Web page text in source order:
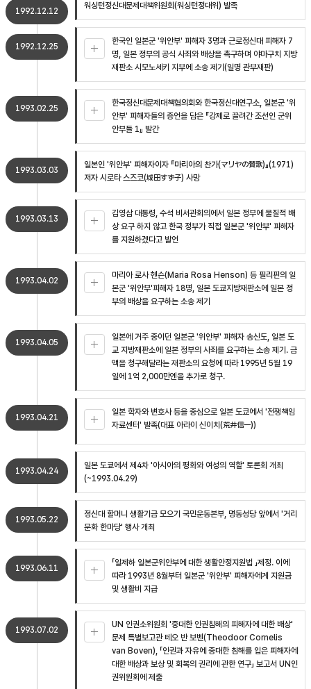
1992.12.12
워싱턴정신대문제대책위원회(워싱턴정대위) 발족
1992.12.25
한국인 일본군 '위안부' 피해자 3명과 근로정신대 피해자 7
명, 일본 정부의 공식 사죄와 배상을 촉구하며 야마구치 지방
재판소 시모노세키 지부에 소송 제기(일명 관부재판)
1993.02.25
한국정신대문제대책협의회와 한국정신대연구소, 일본군 '위
안부' 피해자들의 증언을 담은 『강제로 끌려간 조선인 군위
안부들 1』 발간
1993.03.03
일본인 '위안부' 피해자이자 『마리아의 찬가(マリヤの賛歌)』(1971)
저자 시로타 스즈코(城田すず子) 사망
1993.03.13
김영삼 대통령, 수석 비서관회의에서 일본 정부에 물질적 배
상 요구 하지 않고 한국 정부가 직접 일본군 '위안부' 피해자
를 지원하겠다고 발언
1993.04.02
마리아 로사 헨슨(Maria Rosa Henson) 등 필리핀의 일
본군 '위안부'피해자 18명, 일본 도쿄지방재판소에 일본 정
부의 배상을 요구하는 소송 제기
1993.04.05
일본에 거주 중이던 일본군 '위안부' 피해자 송신도, 일본 도
교 지방재판소에 일본 정부의 사죄를 요구하는 소송 제기. 금
액을 청구해달라는 재판소의 요청에 따라 1995년 5월 19
일에 1억 2,000만엔을 추가로 청구.
1993.04.21
일본 학자와 변호사 등을 중심으로 일본 도쿄에서 '전쟁책임
자료센터' 발족(대표 아라이 신이치(荒井信一))
1993.04.24
일본 도쿄에서 제4차 '아시아의 평화와 여성의 역할' 토론회 개최
(~1993.04.29)
1993.05.22
정신대 할머니 생활기금 모으기 국민운동본부, 명동성당 앞에서 '거리
문화 한마당' 행사 개최
1993.06.11
「일제하 일본군위안부에 대한 생활안정지원법 」제정. 이에
따라 1993년 8월부터 일본군 '위안부' 피해자에게 지원금
및 생활비 지급
1993.07.02
UN 인권소위원회 '중대한 인권침해의 피해자에 대한 배상'
문제 특별보고관 테오 반 보벤(Theodoor Cornelis
van Boven), 「인권과 자유에 중대한 침해를 입은 피해자에
대한 배상과 보상 및 회복의 권리에 관한 연구」 보고서 UN인
권위원회에 제출